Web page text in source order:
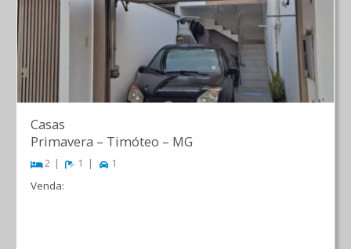
Casas
Primavera – Timóteo – MG
2 1 1
Venda: